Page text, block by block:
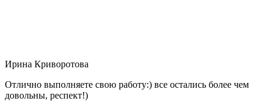
Ирина Криворотова
Отлично выполняете свою работу:) все остались более чем
довольны, респект!)